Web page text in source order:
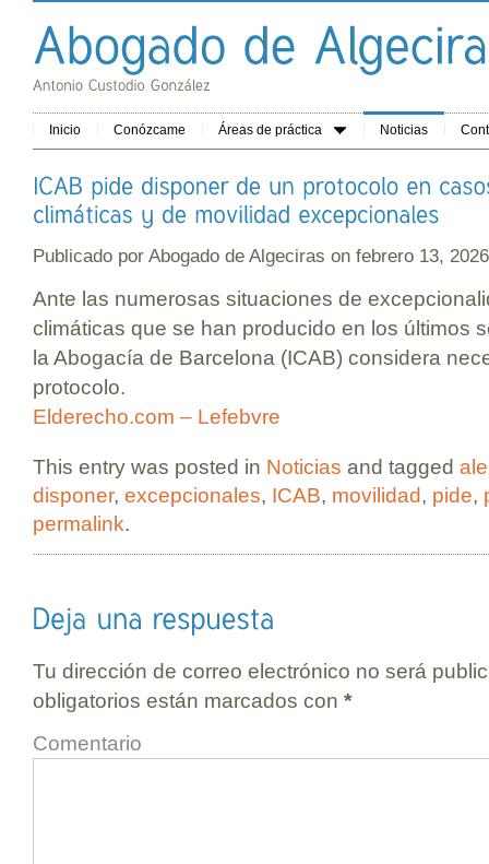
Inicio Conózcame Áreas de práctica Noticias
Publicado por Abogado de Algeciras on febrero 13,
Ante las numerosas situaciones de
climáticas que se han producido en los últimos
la Abogacía de Barcelona (ICAB) considera
protocolo.
Elderecho.com – Lefebvre
This entry was posted in Noticias and tagged
disponer, excepcionales, ICAB, movilidad, pide,
permalink.
Tu dirección de correo electrónico no será
obligatorios están marcados con *
Comentario